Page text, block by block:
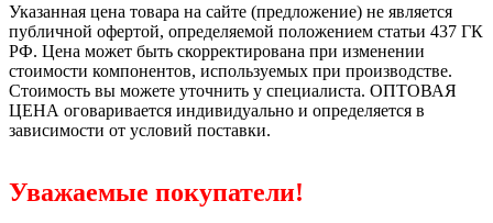
Указанная цена товара на сайте (предложение) не является
публичной офертой, определяемой положением статьи 437 ГК
РФ. Цена может быть скорректирована при изменении
стоимости компонентов, используемых при производстве.
Стоимость вы можете уточнить у специалиста. ОПТОВАЯ
ЦЕНА оговаривается индивидуально и определяется в
зависимости от условий поставки.
Уважаемые покупатели!